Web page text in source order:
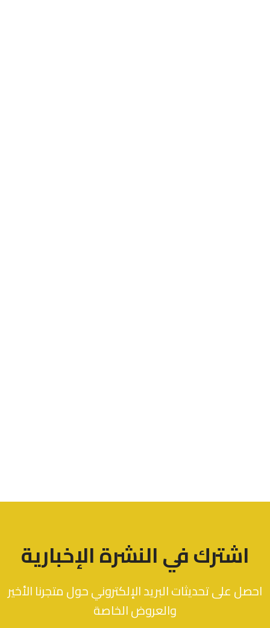
اشترك في النشرة الإخبارية
احصل على تحديثات البريد الإلكتروني حول متجرنا الأخير
والعروض الخاصة